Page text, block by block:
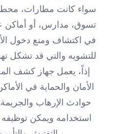
سواء كانت مطارات،
تسوق، مدارس، أو أماكن
في اكتشاف ومنع دخول
للتشويه والتي قد تشكل
إذاً، يعمل جهاز كشف
الأمان والحماية في
حوادث الإرهاب
استخدامه ويمكن